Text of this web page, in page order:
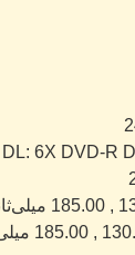
6X DVD-R
میلی‌ثانیه